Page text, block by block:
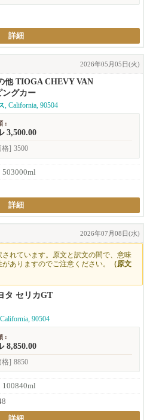
詳細
2026年05月05日(火)
他 TIOGA CHEVY VAN
ングカー
, California, 90504
:
3,500.00
格] 3500
503000ml
詳細
2026年07月08日(水)
れています。原文と訳文の間で、意味
ありますのでご注意ください。
（原文
タ セリカGT
90504
:
8,850.00
格] 8850
100840ml